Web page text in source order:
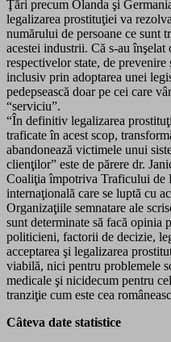
Ţări precum Olanda şi
legalizarea prostituţiei va
numărului de persoane ce sunt
acestei industrii. Că s-au înşelat
respectivelor state, de
inclusiv prin adoptarea unei
pedepsească doar pe cei care
“serviciu”.
“În definitiv legalizarea
traficate în acest scop,
abandonează victimele unui
clienţilor” este de părere dr.
Coaliţia împotriva Traficului de
internaţională care se luptă cu
Organizaţiile semnatare ale
sunt determinate să facă opinia
politicieni, factorii de decizie,
acceptarea şi legalizarea
viabilă, nici pentru problemele
medicale şi nicidecum pentru
tranziţie cum este cea
Câteva date statistice